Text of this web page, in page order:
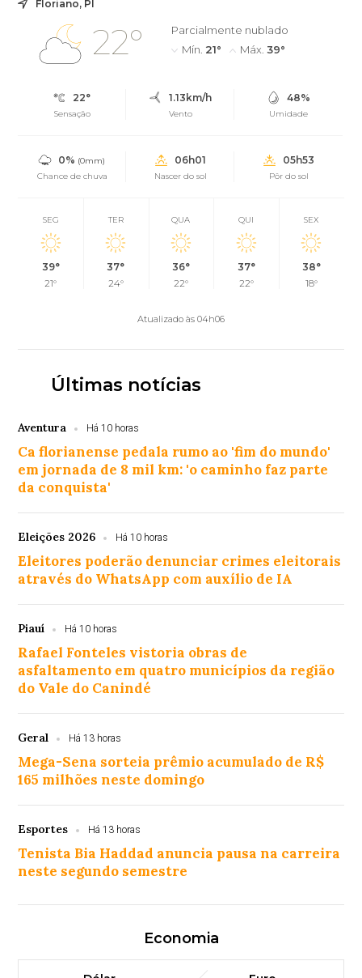
Floriano, PI
22°
Parcialmente nublado
Mín. 21° Máx. 39°
22°
Sensação
1.13km/h
Vento
48%
Umidade
0% (0mm)
Chance de chuva
06h01
Nascer do sol
05h53
Pôr do sol
SEG
39°
21°
TER
37°
24°
QUA
36°
22°
QUI
37°
22°
SEX
38°
18°
Atualizado às 04h06
Últimas notícias
Aventura Há 10 horas
Ca florianense pedala rumo ao 'fim do mundo'
em jornada de 8 mil km: 'o caminho faz parte
da conquista'
Eleições 2026 Há 10 horas
Eleitores poderão denunciar crimes eleitorais
através do WhatsApp com auxílio de IA
Piauí Há 10 horas
Rafael Fonteles vistoria obras de
asfaltamento em quatro municípios da região
do Vale do Canindé
Geral Há 13 horas
Mega-Sena sorteia prêmio acumulado de R$
165 milhões neste domingo
Esportes Há 13 horas
Tenista Bia Haddad anuncia pausa na carreira
neste segundo semestre
Economia